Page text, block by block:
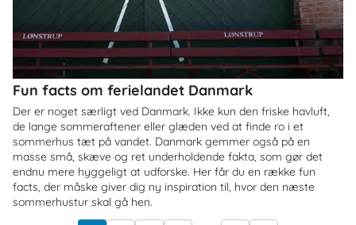
Fun facts om ferielandet Danmark
Der er noget særligt ved Danmark. Ikke kun den friske havluft,
de lange sommeraftener eller glæden ved at finde ro i et
sommerhus tæt på vandet. Danmark gemmer også på en
masse små, skæve og ret underholdende fakta, som gør det
endnu mere hyggeligt at udforske. Her får du en række fun
facts, der måske giver dig ny inspiration til, hvor den næste
sommerhustur skal gå hen.